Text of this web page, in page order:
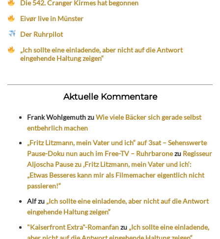
Die 542. Cranger Kirmes hat begonnen
Eivør live in Münster
Der Ruhrpilot
„Ich sollte eine einladende, aber nicht auf die Antwort
eingehende Haltung zeigen“
Aktuelle Kommentare
Frank WohlgemuthzuWie viele Bäcker sich gerade selbst
entbehrlich machen
„Fritz Litzmann, mein Vater und ich“ auf 3sat – Sehenswerte
Pause-Doku nun auch im Free-TV – Ruhrbaronezu Regisseur
Aljoscha Pause zu ‚Fritz Litzmann, mein Vater und ich‘:
„Etwas Besseres kann mir als Filmemacher eigentlich nicht
passieren!“
Alfzu „Ich sollte eine einladende, aber nicht auf die Antwort
eingehende Haltung zeigen“
"Kaiserfront Extra"-Romanfanzu „Ich sollte eine einladende,